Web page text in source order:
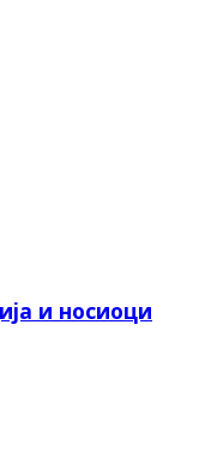
и носиоци